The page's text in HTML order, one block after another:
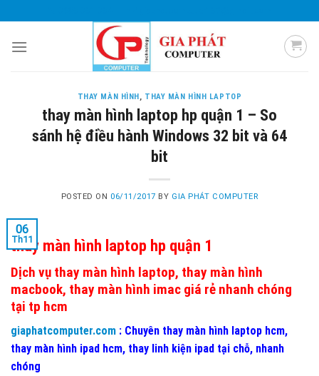
to
content
THAY MÀN HÌNH, THAY MÀN HÌNH LAPTOP
thay màn hình laptop hp quận 1 – So
sánh hệ điều hành Windows 32 bit và 64
bit
POSTED ON 06/11/2017 BY GIA PHÁT COMPUTER
06
Th11
thay màn hình laptop hp quận 1
Dịch vụ thay màn hình laptop, thay màn hình
macbook, thay màn hình imac giá rẻ nhanh chóng
tại tp hcm
giaphatcomputer.com : Chuyên thay màn hình laptop hcm,
thay màn hình ipad hcm, thay linh kiện ipad tại chỗ, nhanh
chóng